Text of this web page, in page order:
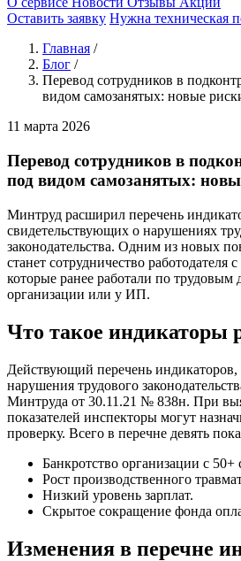
Оставить заявку Нужна техническая
Главная /
Блог /
Перевод сотрудников в
видом самозанятых: новые
11 марта 2026
Перевод сотрудников в
под видом самозанятых:
Минтруд расширил перечень
свидетельствующих о нарушениях
законодательства. Одним из новых
станет сотрудничество работодателя
которые ранее работали по трудовым
организации или у ИП.
Что такое индикаторы
Действующий перечень
нарушения трудового
Минтруда от 30.11.21 № 838н. При
показателей инспекторы могут
проверку. Всего в перечне девять
Банкротство организации с 50+
Рост производственного
Низкий уровень зарплат.
Скрытое сокращение фонда
Изменения в перечне